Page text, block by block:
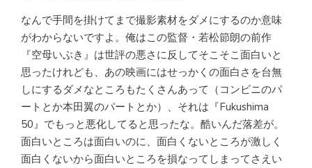
なんで手間を掛けてまで撮影素材をダメにするのか意味
がわからないですよ。俺はこの監督・若松節朗の前作
『空母いぶき』は世評の悪さに反してそこそこ面白いと
思ったけれども、あの映画にはせっかくの面白さを台無
しにするダメなところもたくさんあって（コンビニのパ
ートとか本田翼のパートとか）、それは『Fukushima
50』でもっと悪化してると思ったな。酷いんだ落差が。
面白いところは面白いのに、面白くないところが激しく
面白くないから面白いところを損なってしまってさえい